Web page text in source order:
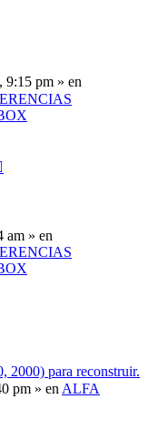
9:15 pm » en
am » en
2000) para reconstruir.
pm » en ALFA